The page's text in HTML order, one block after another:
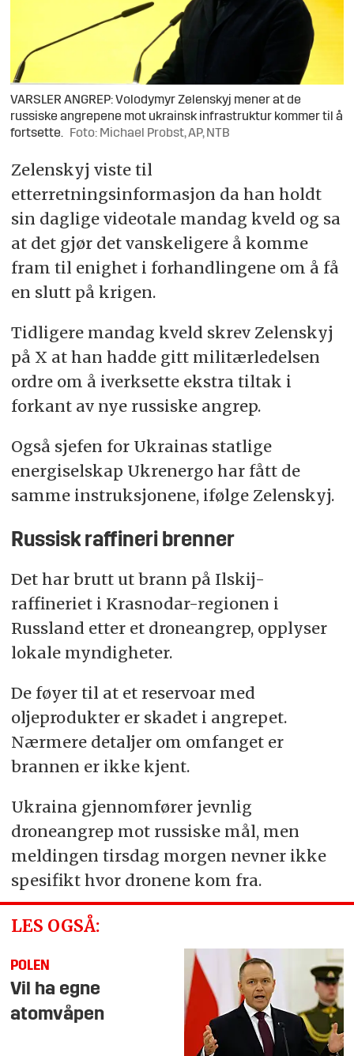
VARSLER ANGREP: Volodymyr Zelenskyj mener at de
russiske angrepene mot ukrainsk infrastruktur kommer til å
fortsette. Foto: Michael Probst, AP, NTB
Zelenskyj viste til
etterretningsinformasjon da han holdt
sin daglige videotale mandag kveld og sa
at det gjør det vanskeligere å komme
fram til enighet i forhandlingene om å få
en slutt på krigen.
Tidligere mandag kveld skrev Zelenskyj
på X at han hadde gitt militærledelsen
ordre om å iverksette ekstra tiltak i
forkant av nye russiske angrep.
Også sjefen for Ukrainas statlige
energiselskap Ukrenergo har fått de
samme instruksjonene, ifølge Zelenskyj.
Russisk raffineri brenner
Det har brutt ut brann på Ilskij-
raffineriet i Krasnodar-regionen i
Russland etter et droneangrep, opplyser
lokale myndigheter.
De føyer til at et reservoar med
oljeprodukter er skadet i angrepet.
Nærmere detaljer om omfanget er
brannen er ikke kjent.
Ukraina gjennomfører jevnlig
droneangrep mot russiske mål, men
meldingen tirsdag morgen nevner ikke
spesifikt hvor dronene kom fra.
LES OGSÅ:
POLEN
Vil ha egne
atomvåpen